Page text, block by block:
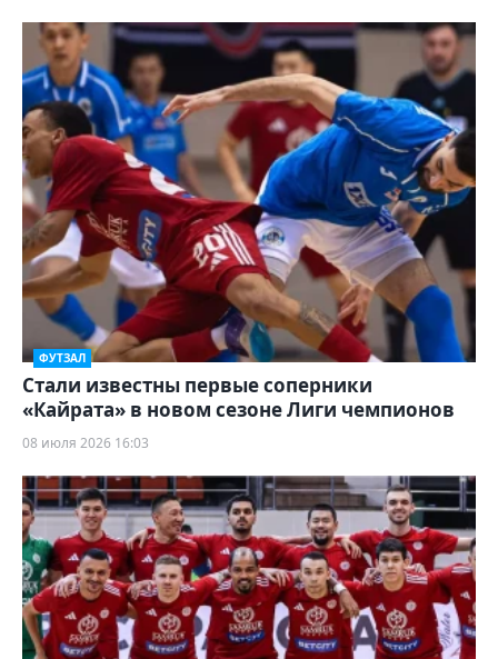
ФУТЗАЛ
Стали известны первые соперники
«Кайрата» в новом сезоне Лиги чемпионов
08 июля 2026 16:03